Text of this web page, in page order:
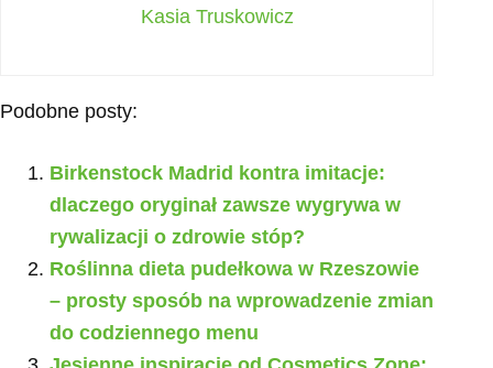
Kasia Truskowicz
Podobne posty:
Birkenstock Madrid kontra imitacje:
dlaczego oryginał zawsze wygrywa w
rywalizacji o zdrowie stóp?
Roślinna dieta pudełkowa w Rzeszowie
– prosty sposób na wprowadzenie zmian
do codziennego menu